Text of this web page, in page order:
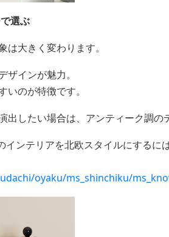
選ぶ
大きく変わります。
インが魅力。
いのが特徴です。
出したい場合は、アンティーク調
ンテリアを北欧スタイルにするに
oyaku/ms_shinchiku/